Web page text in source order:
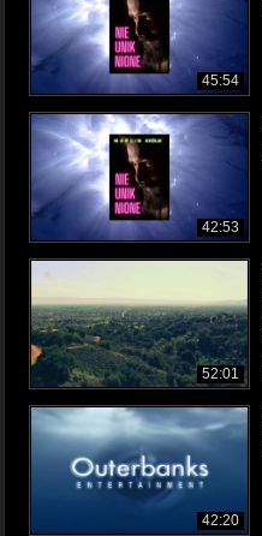
45:54
42:53
52:01
42:20